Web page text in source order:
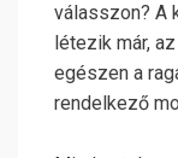
válasszon? A
létezik már,
egészen a
rendelkező